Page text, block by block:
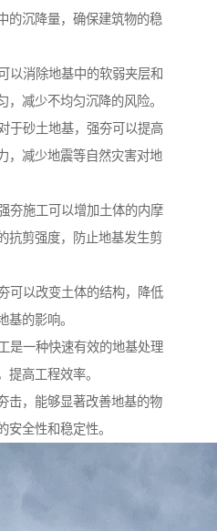
的沉降量，确保建筑物的稳
以消除地基中的软弱夹层和
，减少不均匀沉降的风险。
于砂土地基，强夯可以提高
，减少地震等自然灾害对地
夯施工可以增加土体的内摩
抗剪强度，防止地基发生剪
可以改变土体的结构，降低
基的影响。
是一种快速有效的地基处理
提高工程效率。
击，能够显著改善地基的物
安全性和稳定性。